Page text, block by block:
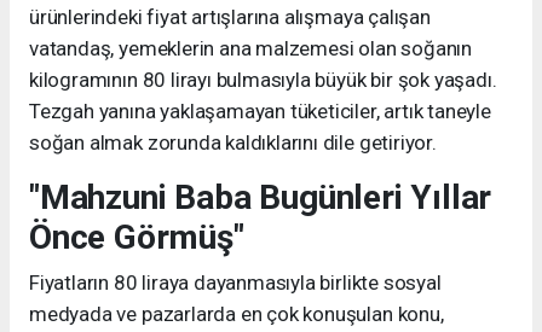
ürünlerindeki fiyat artışlarına alışmaya çalışan
vatandaş, yemeklerin ana malzemesi olan soğanın
kilogramının 80 lirayı bulmasıyla büyük bir şok yaşadı.
Tezgah yanına yaklaşamayan tüketiciler, artık taneyle
soğan almak zorunda kaldıklarını dile getiriyor.
"Mahzuni Baba Bugünleri Yıllar
Önce Görmüş"
Fiyatların 80 liraya dayanmasıyla birlikte sosyal
medyada ve pazarlarda en çok konuşulan konu,